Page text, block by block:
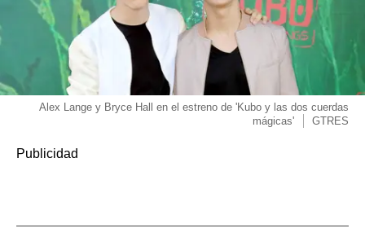
Alex Lange y Bryce Hall en el estreno de 'Kubo y las dos cuerdas
mágicas'
GTRES